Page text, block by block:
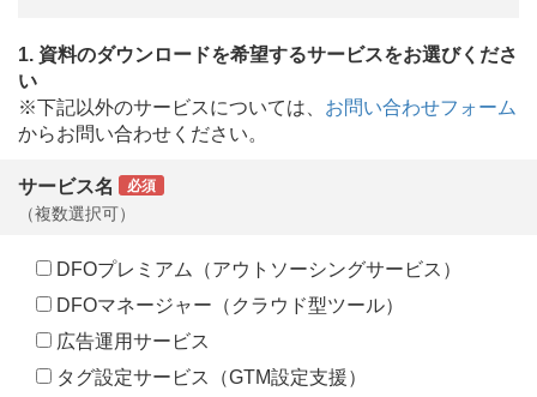
1. 資料のダウンロードを希望するサービスをお選びくださ
い
※下記以外のサービスについては、 お問い合わせフォーム
からお問い合わせください。
サービス名 必須
（複数選択可）
DFOプレミアム（アウトソーシングサービス）
DFOマネージャー（クラウド型ツール）
広告運用サービス
タグ設定サービス（GTM設定支援）